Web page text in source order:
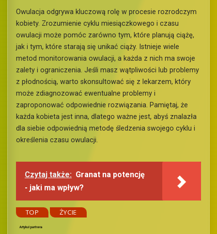
Owulacja odgrywa kluczową rolę w procesie rozrodczym
kobiety. Zrozumienie cyklu miesiączkowego i czasu
owulacji może pomóc zarówno tym, które planują ciążę,
jak i tym, które starają się unikać ciąży. Istnieje wiele
metod monitorowania owulacji, a każda z nich ma swoje
zalety i ograniczenia. Jeśli masz wątpliwości lub problemy
z płodnością, warto skonsultować się z lekarzem, który
może zdiagnozować ewentualne problemy i
zaproponować odpowiednie rozwiązania. Pamiętaj, że
każda kobieta jest inna, dlatego ważne jest, abyś znalazła
dla siebie odpowiednią metodę śledzenia swojego cyklu i
określenia czasu owulacji.
Czytaj także: Granat na potencję
- jaki ma wpływ?
TOP ŻYCIE